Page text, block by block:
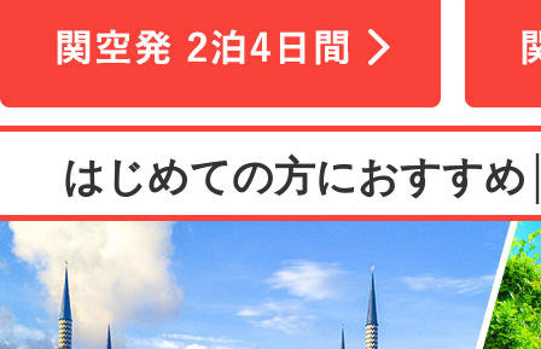
はじめての方におすす